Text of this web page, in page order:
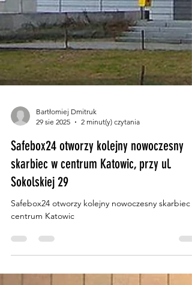
29 sie 2025
2 minut(y) czytania
Safebox24 otworzy kolejny nowoczesny
skarbiec w centrum Katowic, przy ul.
Sokolskiej 29
Safebox24 otworzy kolejny nowoczesny skarbiec